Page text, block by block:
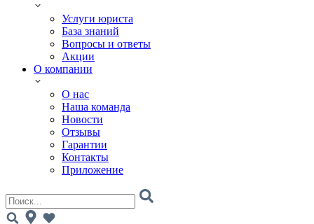
Услуги юриста
База знаний
Вопросы и ответы
Акции
О компании
О нас
Наша команда
Новости
Отзывы
Гарантии
Контакты
Приложение